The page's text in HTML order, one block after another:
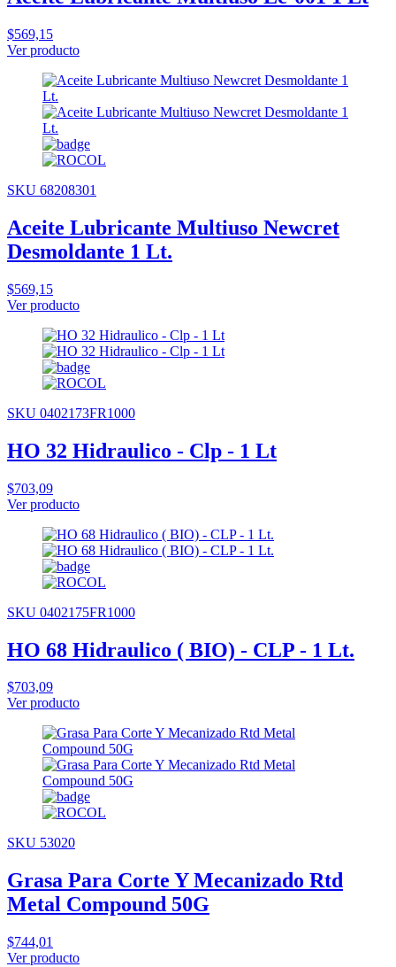
$569,15
Ver producto
SKU 68208301
Aceite Lubricante Multiuso Newcret
Desmoldante 1 Lt.
$569,15
Ver producto
SKU 0402173FR1000
HO 32 Hidraulico - Clp - 1 Lt
$703,09
Ver producto
SKU 0402175FR1000
HO 68 Hidraulico ( BIO) - CLP - 1 Lt.
$703,09
Ver producto
SKU 53020
Grasa Para Corte Y Mecanizado Rtd
Metal Compound 50G
$744,01
Ver producto